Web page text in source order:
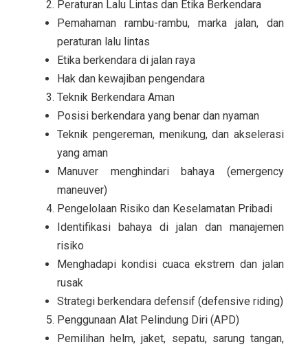
Peraturan Lalu Lintas dan Etika Berkendara
Pemahaman rambu-rambu, marka jalan, dan
peraturan lalu lintas
Etika berkendara di jalan raya
Hak dan kewajiban pengendara
Teknik Berkendara Aman
Posisi berkendara yang benar dan nyaman
Teknik pengereman, menikung, dan akselerasi
yang aman
Manuver menghindari bahaya (emergency
maneuver)
Pengelolaan Risiko dan Keselamatan Pribadi
Identifikasi bahaya di jalan dan manajemen
risiko
Menghadapi kondisi cuaca ekstrem dan jalan
rusak
Strategi berkendara defensif (defensive riding)
Penggunaan Alat Pelindung Diri (APD)
Pemilihan helm, jaket, sepatu, sarung tangan,